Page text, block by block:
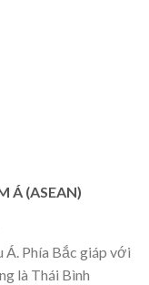
Á (ASEAN)
Á. Phía Bắc giáp với
là Thái Bình